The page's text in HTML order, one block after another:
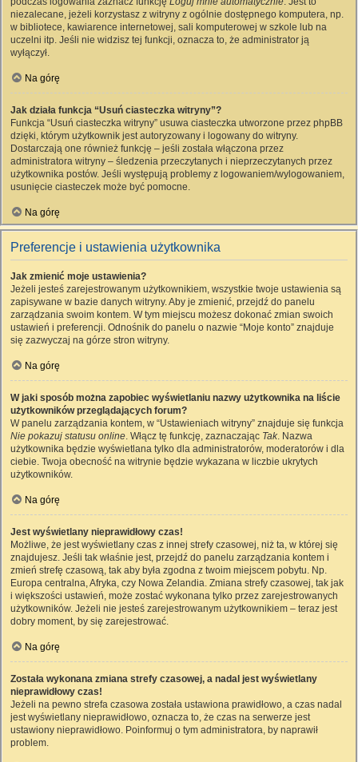
niezalecane, jeżeli korzystasz z witryny z ogólnie dostępnego komputera, np.
w bibliotece, kawiarence internetowej, sali komputerowej w szkole lub na
uczelni itp. Jeśli nie widzisz tej funkcji, oznacza to, że administrator ją
wyłączył.
Na górę
Jak działa funkcja “Usuń ciasteczka witryny”?
Funkcja “Usuń ciasteczka witryny” usuwa ciasteczka utworzone przez phpBB
dzięki, którym użytkownik jest autoryzowany i logowany do witryny.
Dostarczają one również funkcję – jeśli została włączona przez
administratora witryny – śledzenia przeczytanych i nieprzeczytanych przez
użytkownika postów. Jeśli występują problemy z logowaniem/wylogowaniem,
usunięcie ciasteczek może być pomocne.
Na górę
Preferencje i ustawienia użytkownika
Jak zmienić moje ustawienia?
Jeżeli jesteś zarejestrowanym użytkownikiem, wszystkie twoje ustawienia są
zapisywane w bazie danych witryny. Aby je zmienić, przejdź do panelu
zarządzania swoim kontem. W tym miejscu możesz dokonać zmian swoich
ustawień i preferencji. Odnośnik do panelu o nazwie “Moje konto” znajduje
się zazwyczaj na górze stron witryny.
Na górę
W jaki sposób można zapobiec wyświetlaniu nazwy użytkownika na liście
użytkowników przeglądających forum?
W panelu zarządzania kontem, w “Ustawieniach witryny” znajduje się funkcja
Nie pokazuj statusu online. Włącz tę funkcję, zaznaczając Tak. Nazwa
użytkownika będzie wyświetlana tylko dla administratorów, moderatorów i dla
ciebie. Twoja obecność na witrynie będzie wykazana w liczbie ukrytych
użytkowników.
Na górę
Jest wyświetlany nieprawidłowy czas!
Możliwe, że jest wyświetlany czas z innej strefy czasowej, niż ta, w której się
znajdujesz. Jeśli tak właśnie jest, przejdź do panelu zarządzania kontem i
zmień strefę czasową, tak aby była zgodna z twoim miejscem pobytu. Np.
Europa centralna, Afryka, czy Nowa Zelandia. Zmiana strefy czasowej, tak jak
i większości ustawień, może zostać wykonana tylko przez zarejestrowanych
użytkowników. Jeżeli nie jesteś zarejestrowanym użytkownikiem – teraz jest
dobry moment, by się zarejestrować.
Na górę
Została wykonana zmiana strefy czasowej, a nadal jest wyświetlany
nieprawidłowy czas!
Jeżeli na pewno strefa czasowa została ustawiona prawidłowo, a czas nadal
jest wyświetlany nieprawidłowo, oznacza to, że czas na serwerze jest
ustawiony nieprawidłowo. Poinformuj o tym administratora, by naprawił
problem.